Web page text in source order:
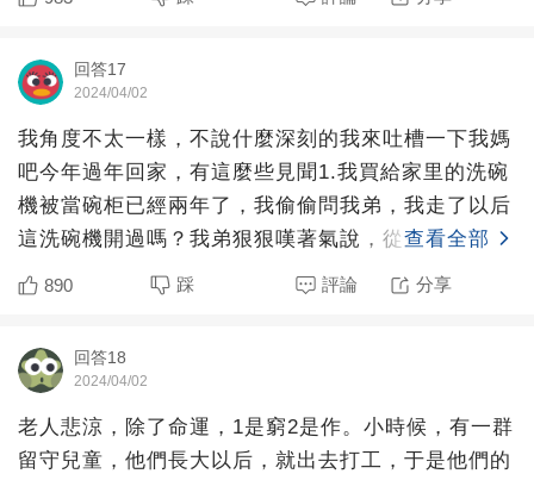
回答17
2024/04/02
我角度不太一樣，不說什麼深刻的我來吐槽一下我媽
吧今年過年回家，有這麼些見聞1.我買給家里的洗碗
機被當碗柜已經兩年了，我偷偷問我弟，我走了以后
這洗碗機開過嗎？我弟狠狠嘆著氣說，從來沒開過，
媽媽覺得費水，
查看全部
890 踩 評論 分享
回答18
2024/04/02
老人悲涼，除了命運，1是窮2是作。小時候，有一群
留守兒童，他們長大以后，就出去打工，于是他們的